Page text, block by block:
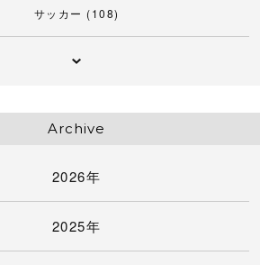
サッカー (108)
Archive
2026年
2025年